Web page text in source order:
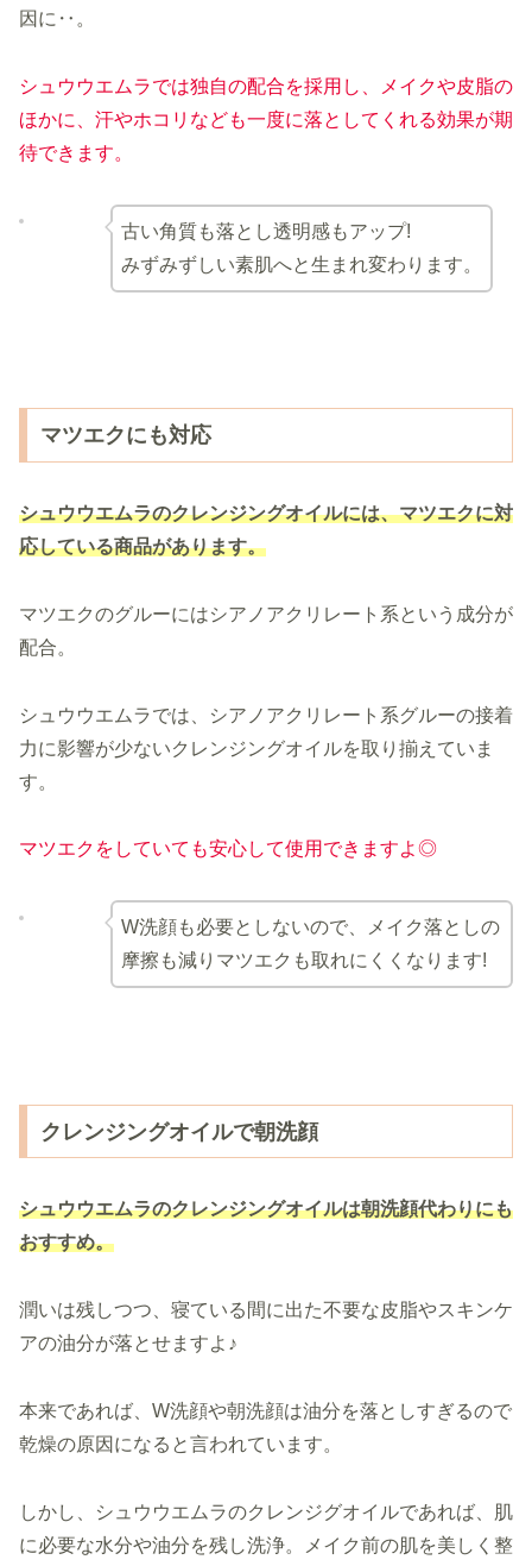
因に‥。
シュウウエムラでは独自の配合を採用し、メイクや皮脂の
ほかに、汗やホコリなども一度に落としてくれる効果が期
待できます。
古い角質も落とし透明感もアップ!
みずみずしい素肌へと生まれ変わります。
マツエクにも対応
シュウウエムラのクレンジングオイルには、マツエクに対
応している商品があります。
マツエクのグルーにはシアノアクリレート系という成分が
配合。
シュウウエムラでは、シアノアクリレート系グルーの接着
力に影響が少ないクレンジングオイルを取り揃えていま
す。
マツエクをしていても安心して使用できますよ◎
W洗顔も必要としないので、メイク落としの
摩擦も減りマツエクも取れにくくなります!
クレンジングオイルで朝洗顔
シュウウエムラのクレンジングオイルは朝洗顔代わりにも
おすすめ。
潤いは残しつつ、寝ている間に出た不要な皮脂やスキンケ
アの油分が落とせますよ♪
本来であれば、W洗顔や朝洗顔は油分を落としすぎるので
乾燥の原因になると言われています。
しかし、シュウウエムラのクレンジグオイルであれば、肌
に必要な水分や油分を残し洗浄。メイク前の肌を美しく整